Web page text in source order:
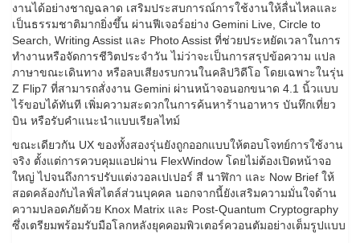
งานได้อย่างชาญฉลาด เสริมประสบการณ์การใช้งานให้ลื่นไหลและ
เป็นธรรมชาติมากยิ่งขึ้น ผ่านฟีเจอร์อย่าง Gemini Live, Circle to
Search, Writing Assist และ Photo Assist ที่ช่วยประหยัดเวลาในการ
ทำงานหรือจัดการชีวิตประจำวัน ไม่ว่าจะเป็นการสรุปข้อความ แปล
ภาษาขณะเดินทาง หรือลบเสียงรบกวนในคลิปวิดีโอ โดยเฉพาะในรุ่น
Z Flip7 ที่สามารถสั่งงาน Gemini ผ่านหน้าจอนอกขนาด 4.1 นิ้วแบบ
ไร้ขอบได้ทันที เพิ่มความสะดวกในการค้นหาร้านอาหาร บันทึกเที่ยว
บิน หรือรับคำแนะนำแบบเรียลไทม์
ขณะเดียวกัน UX ของทั้งสองรุ่นยังถูกออกแบบให้ตอบโจทย์การใช้งาน
จริง ตั้งแต่การควบคุมแอปผ่าน FlexWindow โดยไม่ต้องเปิดหน้าจอ
ใหญ่ ไปจนถึงการปรับแต่งวอลเปเปอร์ สี นาฬิกา และ Now Brief ให้
สอดคล้องกับไลฟ์สไตล์ส่วนบุคคล นอกจากนี้ยังเสริมความมั่นใจด้าน
ความปลอดภัยด้วย Knox Matrix และ Post-Quantum Cryptography
ซึ่งเตรียมพร้อมรับมือโลกหลังยุคคอมพิวเตอร์ควอนตัมอย่างเต็มรูปแบบ